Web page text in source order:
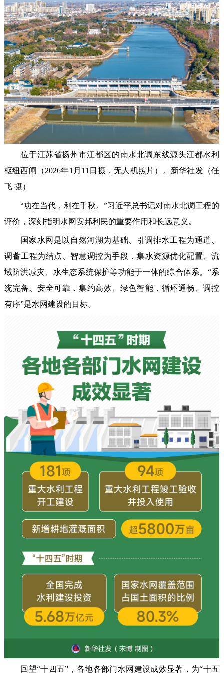
位于江苏省扬州市江都区的南水北调东线源头江都水利
枢纽西闸（2026年1月11日摄，无人机照片）。新华社发（任
飞 摄）
“功在当代，利在千秋。”习近平总书记对南水北调工程的
评价，深刻指明水网安邦利民的重要作用和长远意义。
国家水网是以自然河湖为基础、引调排水工程为通道、
调蓄工程为结点、智慧调控为手段，集水资源优化配置、流
域防洪减灾、水生态系统保护等功能于一体的综合体系。“系
统完备、安全可靠，集约高效、绿色智能，循环通畅、调控
有序”是水网建设的目标。
回望“十四五”，各地各部门水网建设成效显著，为“十五